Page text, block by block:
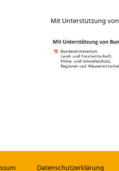
Mit Unterstützung von
Datenschutzerklärung